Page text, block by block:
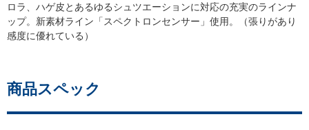
ロラ、ハゲ皮とあるゆるシュツエーションに対応の充実のラインナ
ップ。新素材ライン「スペクトロンセンサー」使用。（張りがあり
感度に優れている）
商品スペック